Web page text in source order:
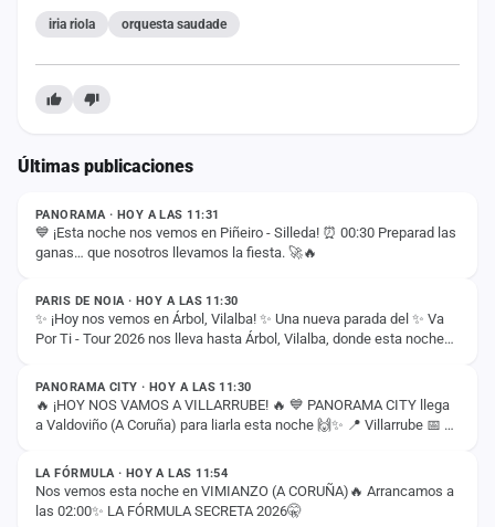
iria riola orquesta saudade
Últimas publicaciones
ESTADO
PANORAMA · HOY A LAS 11:31
💙 ¡Esta noche nos vemos en Piñeiro - Silleda! ⏰ 00:30 Preparad las
ganas… que nosotros llevamos la fiesta. 🚀🔥
ESTADO
PARIS DE NOIA · HOY A LAS 11:30
✨ ¡Hoy nos vemos en Árbol, Vilalba! ✨ Una nueva parada del ✨ Va
Por Ti - Tour 2026 nos lleva hasta Árbol, Vilalba, donde esta noche
ESTADO
PANORAMA CITY · HOY A LAS 11:30
🔥 ¡HOY NOS VAMOS A VILLARRUBE! 🔥 💙 PANORAMA CITY llega
a Valdoviño (A Coruña) para liarla esta noche 🙌✨ 📍 Villarrube 📅 8
ESTADO
LA FÓRMULA · HOY A LAS 11:54
Nos vemos esta noche en VIMIANZO (A CORUÑA)🔥 Arrancamos a
las 02:00✨ LA FÓRMULA SECRETA 2026🤫
ESTADO